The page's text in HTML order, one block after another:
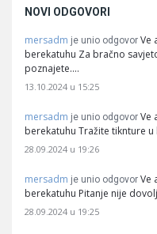
NOVI ODGOVORI
mersadm je unio odgovor Ve
berekatuhu Za bračno
poznajete.…
13.10.2024 u 15:25
mersadm je unio odgovor Ve
berekatuhu Tražite tiknture
28.09.2024 u 19:26
mersadm je unio odgovor Ve
berekatuhu Pitanje nije
28.09.2024 u 19:25